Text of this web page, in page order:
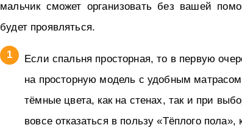
мальчик сможет организовать без вашей
будет проявляться.
Если спальня просторная, то в первую
на просторную модель с удобным
тёмные цвета, как на стенах, так и при
вовсе отказаться в пользу «Тёплого пола»,